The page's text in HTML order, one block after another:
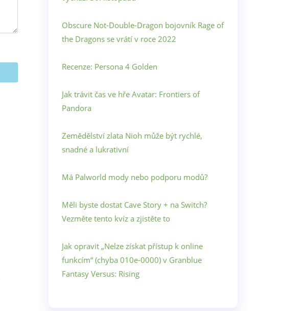
Obscure Not-Double-Dragon bojovník Rage of
the Dragons se vrátí v roce 2022
Recenze: Persona 4 Golden
Jak trávit čas ve hře Avatar: Frontiers of
Pandora
Zemědělství zlata Nioh může být rychlé,
snadné a lukrativní
Má Palworld mody nebo podporu modů?
Měli byste dostat Cave Story + na Switch?
Vezměte tento kvíz a zjistěte to
Jak opravit „Nelze získat přístup k online
funkcím“ (chyba 010e-0000) v Granblue
Fantasy Versus: Rising